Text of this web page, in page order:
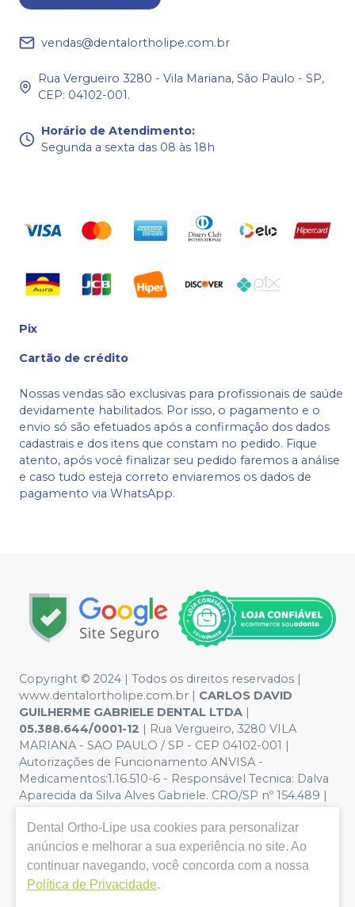
vendas@dentalortholipe.com.br
Rua Vergueiro 3280 - Vila Mariana, São Paulo - SP,
CEP: 04102-001.
Horário de Atendimento:
Segunda a sexta das 08 às 18h
Pix
Cartão de crédito
Nossas vendas são exclusivas para profissionais de saúde
devidamente habilitados. Por isso, o pagamento e o
envio só são efetuados após a confirmação dos dados
cadastrais e dos itens que constam no pedido. Fique
atento, após você finalizar seu pedido faremos a análise
e caso tudo esteja correto enviaremos os dados de
pagamento via WhatsApp.
Copyright © 2024 | Todos os direitos reservados |
www.dentalortholipe.com.br | CARLOS DAVID
GUILHERME GABRIELE DENTAL LTDA |
05.388.644/0001-12 | Rua Vergueiro, 3280 VILA
MARIANA - SAO PAULO / SP - CEP 04102-001 |
Autorizações de Funcionamento ANVISA -
Medicamentos:1.16.510-6 - Responsável Tecnica: Dalva
Aparecida da Silva Alves Gabriele. CRO/SP nº 154.489 |
ilustrativas - Os preços e condições da loja virtual estão
sujeitos a alterações. Em caso de divergência de preços
no site, o valor válido é o do Carrinho de Compra. Não
vendemos por atacado, por isso nos reservamos o
direito de não atender compras de grandes volumes
Dental Ortho-Lipe usa cookies para personalizar
anúncios e melhorar a sua experiência no site. Ao
continuar navegando, você concorda com a nossa
Política de Privacidade.